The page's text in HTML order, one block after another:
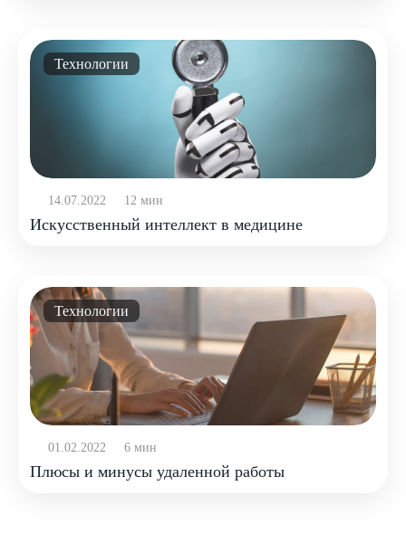
Технологии
14.07.2022 12 мин
Искусственный интеллект в медицине
Технологии
01.02.2022 6 мин
Плюсы и минусы удаленной работы